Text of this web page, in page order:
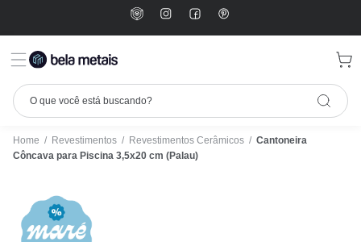
Home / Revestimentos / Revestimentos Cerâmicos / Cantoneira
Côncava para Piscina 3,5x20 cm (Palau)